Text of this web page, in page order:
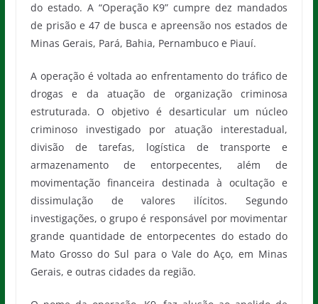
do estado. A “Operação K9” cumpre dez mandados
de prisão e 47 de busca e apreensão nos estados de
Minas Gerais, Pará, Bahia, Pernambuco e Piauí.
A operação é voltada ao enfrentamento do tráfico de
drogas e da atuação de organização criminosa
estruturada. O objetivo é desarticular um núcleo
criminoso investigado por atuação interestadual,
divisão de tarefas, logística de transporte e
armazenamento de entorpecentes, além de
movimentação financeira destinada à ocultação e
dissimulação de valores ilícitos. Segundo
investigações, o grupo é responsável por movimentar
grande quantidade de entorpecentes do estado do
Mato Grosso do Sul para o Vale do Aço, em Minas
Gerais, e outras cidades da região.